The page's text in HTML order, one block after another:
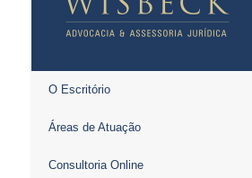
O Escritório
Áreas de Atuação
Consultoria Online